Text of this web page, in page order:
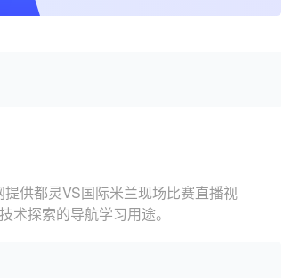
供都灵VS国际米兰现场比赛直播视
探索的导航学习用途。